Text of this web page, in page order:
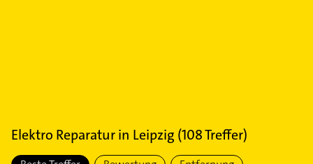
Elektro Reparaturin Leipzig (108Treffer)